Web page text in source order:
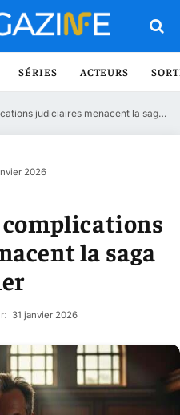
SÉRIES ACTEURS
menacent la saga de Kevin Costner
2026
complications
la saga
31 janvier 2026